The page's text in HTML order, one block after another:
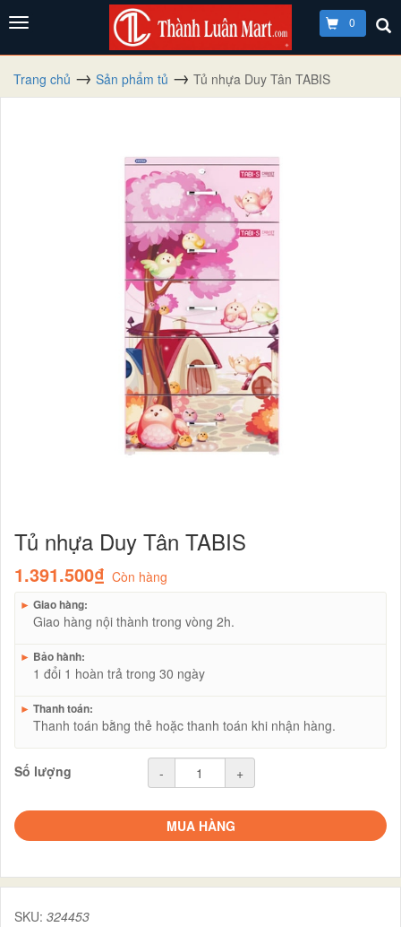
0
Trang chủ Sản phẩm tủ Tủ nhựa Duy Tân TABIS
Tủ nhựa Duy Tân TABIS
1.391.500₫ Còn hàng
► Giao hàng:
Giao hàng nội thành trong vòng 2h.
► Bảo hành:
1 đổi 1 hoàn trả trong 30 ngày
► Thanh toán:
Thanh toán bằng thẻ hoặc thanh toán khi nhận hàng.
Số lượng - +
MUA HÀNG
SKU: 324453